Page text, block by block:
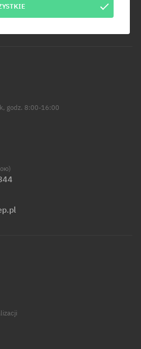
Twoich danych osobowych jest Cool
siedzibą przy ul. Handlowców 2 w
o przetwarzaniu Twoich danych.
godz. 8:00-16:00